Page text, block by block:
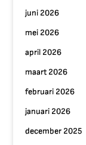
juni 2026
mei 2026
april 2026
maart 2026
februari 2026
januari 2026
december 2025